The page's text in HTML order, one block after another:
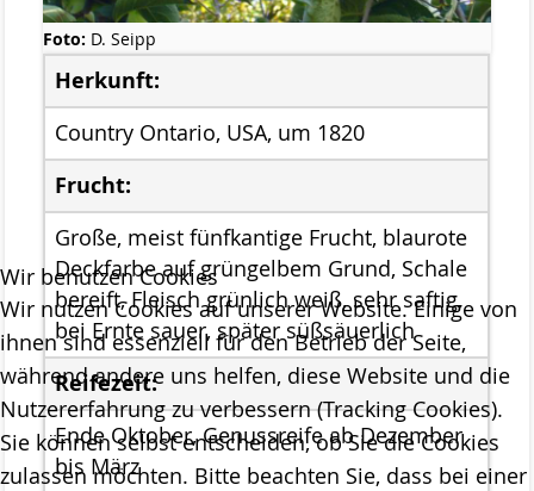
Projektdokumentation
Wildblumenprogramm
Veröffentlichungen
Naturschätze im Landkreis Diepholz
Fliegende Edelsteine
Projekte
ab 2023 MOOSland
ab 2022 PALUDIfarming
ab 2018 NRSP-CANAPE
ab 2013 DBU-Projekt
ab 2009 Ausstellung der Stiftung Naturschutz
Foto: D. Seipp
Herkunft:
Country Ontario, USA, um 1820
Frucht:
Große, meist fünfkantige Frucht, blaurote
Deckfarbe auf grüngelbem Grund, Schale
bereift, Fleisch grünlich weiß, sehr saftig,
bei Ernte sauer, später süßsäuerlich
Reifezeit:
Ende Oktober, Genussreife ab Dezember
bis März
Wir benutzen Cookies
Wir nutzen Cookies auf unserer Website. Einige von
ihnen sind essenziell für den Betrieb der Seite,
während andere uns helfen, diese Website und die
Nutzererfahrung zu verbessern (Tracking Cookies).
Sie können selbst entscheiden, ob Sie die Cookies
zulassen möchten. Bitte beachten Sie, dass bei einer